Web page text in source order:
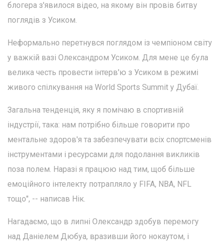
блогера з'явилося відео, на якому він провів битву
поглядів з Усиком.
Неформально перетнувся поглядом із чемпіоном світу
у важкій вазі Олександром Усиком. Для мене це була
велика честь провести інтерв'ю з Усиком в режимі
живого спілкування на World Sports Summit у Дубаї.
Загальна тенденція, яку я помічаю в спортивній
індустрії, така: нам потрібно більше говорити про
ментальне здоров'я та забезпечувати всіх спортсменів
інструментами і ресурсами для подолання викликів
поза полем. Наразі я працюю над тим, щоб більше
емоційного інтелекту потрапляло у FIFA, NBA, NFL
тощо", -- написав Нік.
Нагадаємо, що в липні Олександр здобув перемогу
над Даніелем Дюбуа, вразивши його нокаутом, і